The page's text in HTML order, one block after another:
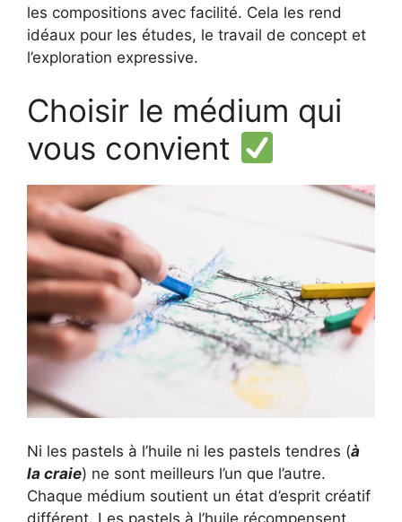
les compositions avec facilité. Cela les rend
idéaux pour les études, le travail de concept et
l’exploration expressive.
Choisir le médium qui
vous convient
Ni les pastels à l’huile ni les pastels tendres (à
la craie) ne sont meilleurs l’un que l’autre.
Chaque médium soutient un état d’esprit créatif